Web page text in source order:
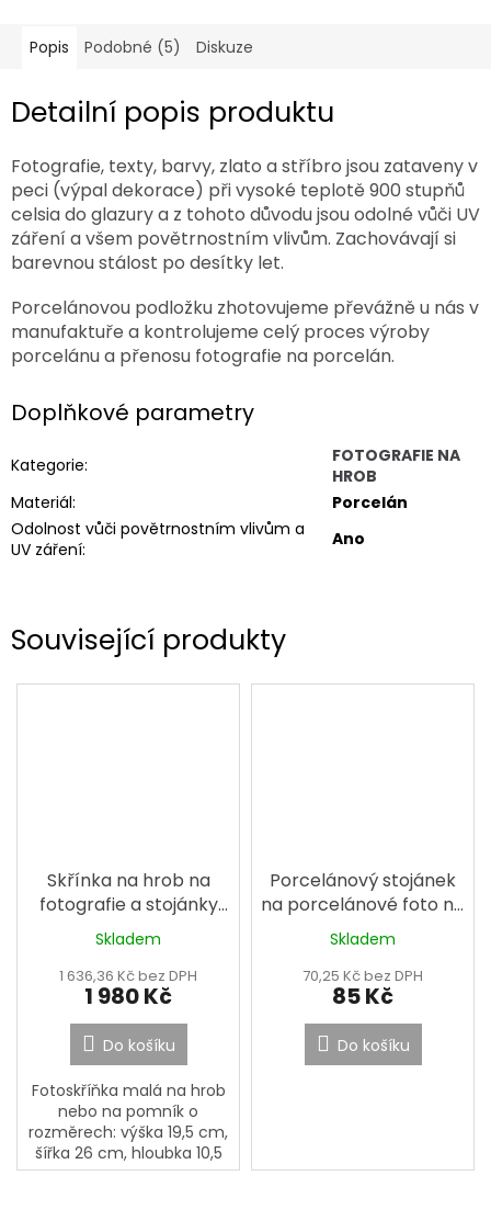
Související produkty
Skřínka na hrob na
fotografie a stojánky
velká
Skladem
1 636,36 Kč bez DPH
1 980 Kč
Do košíku
Fotoskříňka malá na hrob
nebo na pomník o
rozměrech: výška 19,5 cm,
šířka 26 cm, hloubka 10,5
cm. Ve fotoskříňce nelze
Porcelánový stojánek
na porcelánové foto na
hrob nebo k urně
Skladem
70,25 Kč bez DPH
85 Kč
Do košíku
Popis Podobné (5) Diskuze
Detailní popis produktu
Fotografie, texty, barvy, zlato a stříbro jsou zataveny v
peci (výpal dekorace) při vysoké teplotě 900 stupňů
celsia do glazury a z tohoto důvodu jsou odolné vůči UV
záření a všem povětrnostním vlivům. Zachovávají si
barevnou stálost po desítky let.
Porcelánovou podložku zhotovujeme převážně u nás v
manufaktuře a kontrolujeme celý proces výroby
porcelánu a přenosu fotografie na porcelán.
Doplňkové parametry
Kategorie:
FOTOGRAFIE NA
HROB
Materiál:
Porcelán
Odolnost vůči povětrnostním vlivům a
UV záření: Ano